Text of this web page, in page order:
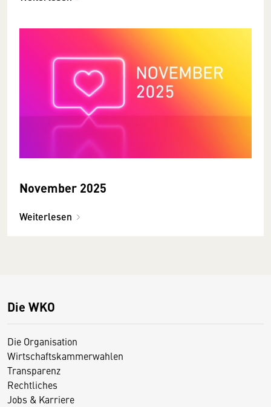
November 2025
Weiterlesen
Die WKO
Die Organisation
Wirtschaftskammerwahlen
Transparenz
Rechtliches
Jobs & Karriere